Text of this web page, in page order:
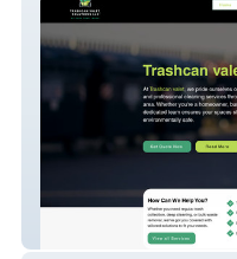
Trashcan Valet